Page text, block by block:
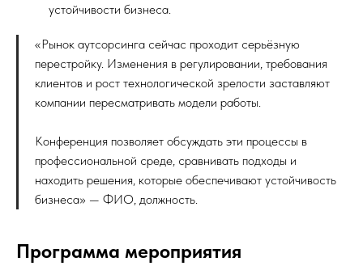
устойчивости бизнеса.
«Рынок аутсорсинга сейчас проходит серьёзную
перестройку. Изменения в регулировании, требования
клиентов и рост технологической зрелости заставляют
компании пересматривать модели работы.
Конференция позволяет обсуждать эти процессы в
профессиональной среде, сравнивать подходы и
находить решения, которые обеспечивают устойчивость
бизнеса» — ФИО, должность.
Программа мероприятия